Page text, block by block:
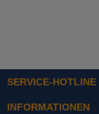
SERVICE-HOTLINE
INFORMATIONEN